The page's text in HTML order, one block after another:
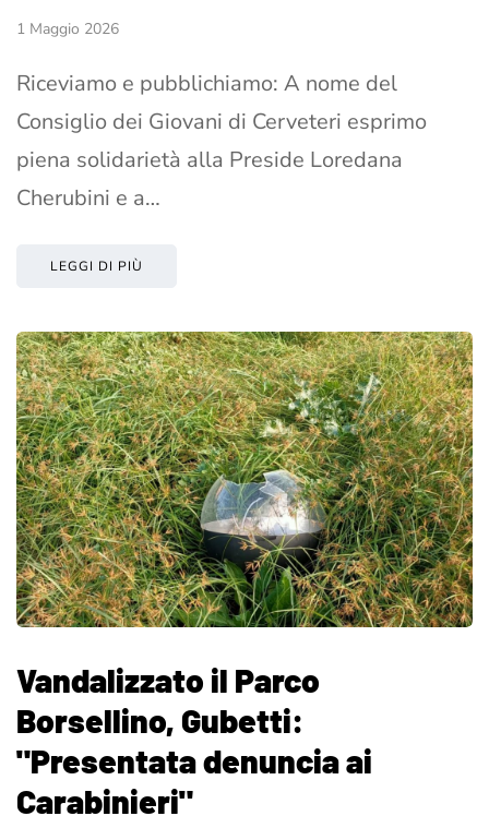
1 Maggio 2026
Riceviamo e pubblichiamo: A nome del
Consiglio dei Giovani di Cerveteri esprimo
piena solidarietà alla Preside Loredana
Cherubini e a…
LEGGI DI PIÙ
Vandalizzato il Parco
Borsellino, Gubetti:
"Presentata denuncia ai
Carabinieri"